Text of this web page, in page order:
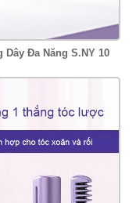
Đa Năng S.NY 10